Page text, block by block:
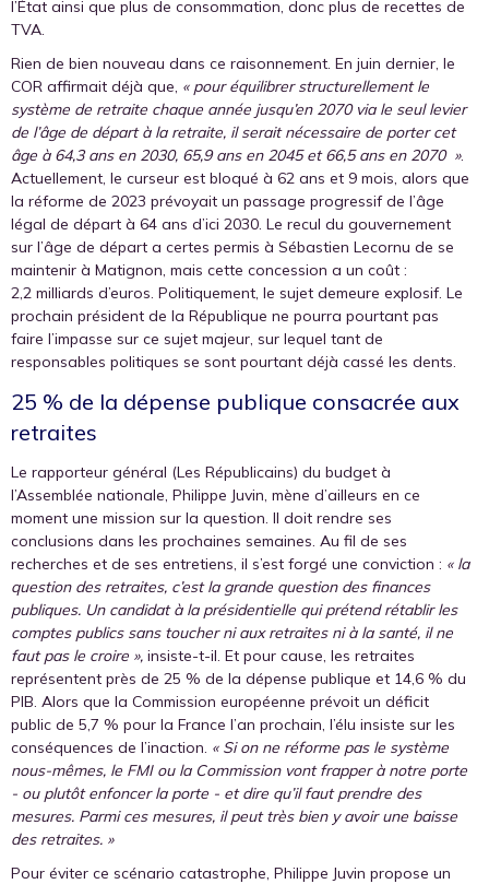
l’État ainsi que plus de consommation, donc plus de recettes de
TVA.
Rien de bien nouveau dans ce raisonnement. En juin dernier, le
COR affirmait déjà que, « pour équilibrer structurellement le
système de retraite chaque année jusqu’en 2070 via le seul levier
de l’âge de départ à la retraite, il serait nécessaire de porter cet
âge à 64,3 ans en 2030, 65,9 ans en 2045 et66,5 ans en 2070 ».
Actuellement, le curseur est bloqué à 62 ans et 9 mois, alors que
la réforme de 2023 prévoyait un passage progressif de l’âge
légal de départ à 64 ans d’ici 2030. Le recul du gouvernement
sur l’âge de départ a certes permis à Sébastien Lecornu de se
maintenir à Matignon, mais cette concession a un coût :
2,2 milliards d’euros. Politiquement, le sujet demeure explosif. Le
prochain président de la République ne pourra pourtant pas
faire l’impasse sur ce sujet majeur, sur lequel tant de
responsables politiques se sont pourtant déjà cassé les dents.
25 % de la dépense publique consacrée aux
retraites
Le rapporteur général (Les Républicains) du budget à
l’Assemblée nationale, Philippe Juvin, mène d’ailleurs en ce
moment une mission sur la question. Il doit rendre ses
conclusions dans les prochaines semaines. Au fil de ses
recherches et de ses entretiens, il s’est forgé une conviction : « la
question des retraites, c’est la grande question des finances
publiques. Un candidat à la présidentielle qui prétend rétablir les
comptes publics sans toucher ni aux retraites ni à la santé, il ne
faut pas le croire », insiste-t-il. Et pour cause, les retraites
représentent près de 25 % de la dépense publique et 14,6 % du
PIB. Alors que la Commission européenne prévoit un déficit
public de 5,7 % pour la France l’an prochain, l’élu insiste sur les
conséquences de l’inaction. « Si on ne réforme pas le système
nous-mêmes, le FMI ou la Commission vont frapper à notre porte
- ou plutôt enfoncer la porte - et dire qu’il faut prendre des
mesures. Parmi ces mesures, il peut très bien y avoir une baisse
des retraites. »
Pour éviter ce scénario catastrophe, Philippe Juvin propose un